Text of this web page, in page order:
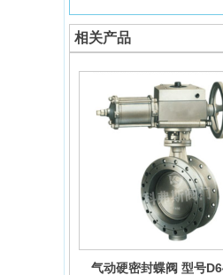
相关产品
气动硬密封蝶阀 型号